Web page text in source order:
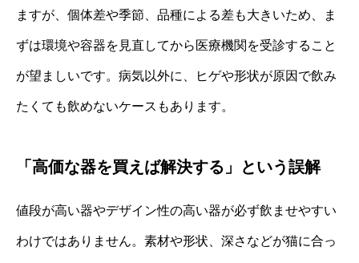
ますが、個体差や季節、品種による差も大きいため、ま
ずは環境や容器を見直してから医療機関を受診すること
が望ましいです。病気以外に、ヒゲや形状が原因で飲み
たくても飲めないケースもあります。
「高価な器を買えば解決する」という誤解
値段が高い器やデザイン性の高い器が必ず飲ませやすい
わけではありません。素材や形状、深さなどが猫に合っ